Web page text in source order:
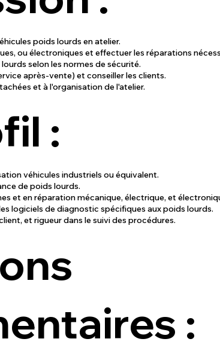
poids lourds en atelier.
ou électroniques et effectuer les réparations
selon les normes de sécurité.
après-vente) et conseiller les clients.
et à l'organisation de l'atelier.
:
véhicules industriels ou équivalent.
de poids lourds.
et en réparation mécanique, électrique, et
logiciels de diagnostic spécifiques aux poids lourds.
et rigueur dans le suivi des procédures.
: